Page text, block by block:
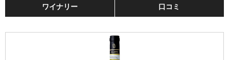
ワイナリー 口コミ